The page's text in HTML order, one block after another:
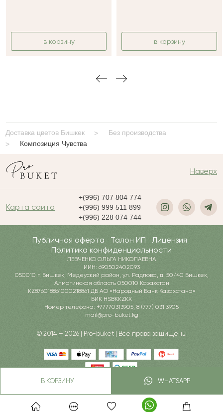
В КОРЗИНУ WHATSAPP
в корзину в корзину
Доставка цветов Бишкек
Без производства
Композиция Чувства
Наверх
Карта сайта
+(996) 707 804 774
+(996) 999 511 899
+(996) 228 074 744
Публичная оферта Талон ИП
Лицензия
Политика конфиденциальности
ЛЕВЧЕНКО ОЛЬГА НИКОЛАЕВНА
ИИН: 690502402093
050010 г. Бишкек, Медеуский район, ул. Радлова, д. 50/40 Бишкек,
Алматинская область 050010 Казахстан
KZ876018861000218861 ДБ АО «Народный Банк Казахстана»
БИК HSBKKZKX
Номер телефона: +77770313905, 8 (777) 031 3905
mail@pro-buket.kg
© 2014 — 2026 | Pro-buket | Все права защищены